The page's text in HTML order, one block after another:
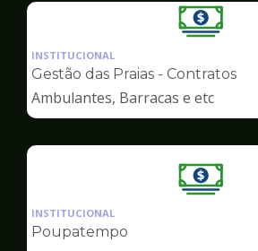
Ilustração
pagina
de
Finanças
INSTITUCIONAL
Gestão das Praias - Contratos
Ambulantes, Barracas e etc
Ilustração
INSTITUCIONAL
Poupatempo